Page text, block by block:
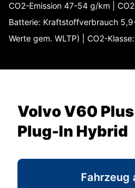
CO2-Emission 47-54 g/km |
Batterie: Kraftstoffverbrauch
Werte gem. WLTP) | CO2-
Volvo V60
Plug-In Hybrid
Fahrzeug